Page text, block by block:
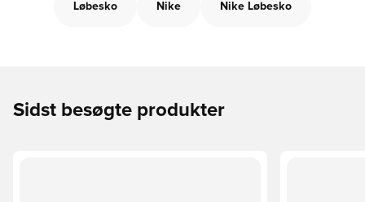
Løbesko Nike Nike Løbesko
Sidst besøgte produkter